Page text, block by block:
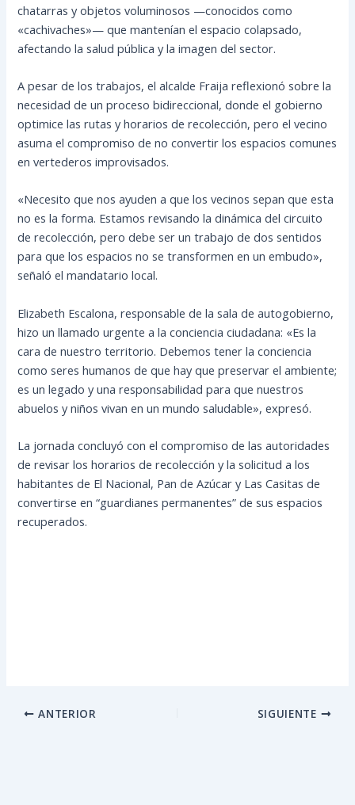
chatarras y objetos voluminosos —conocidos como
«cachivaches»— que mantenían el espacio colapsado,
afectando la salud pública y la imagen del sector.
A pesar de los trabajos, el alcalde Fraija reflexionó sobre la
necesidad de un proceso bidireccional, donde el gobierno
optimice las rutas y horarios de recolección, pero el vecino
asuma el compromiso de no convertir los espacios comunes
en vertederos improvisados.
«Necesito que nos ayuden a que los vecinos sepan que esta
no es la forma. Estamos revisando la dinámica del circuito
de recolección, pero debe ser un trabajo de dos sentidos
para que los espacios no se transformen en un embudo»,
señaló el mandatario local.
Elizabeth Escalona, responsable de la sala de autogobierno,
hizo un llamado urgente a la conciencia ciudadana: «Es la
cara de nuestro territorio. Debemos tener la conciencia
como seres humanos de que hay que preservar el ambiente;
es un legado y una responsabilidad para que nuestros
abuelos y niños vivan en un mundo saludable», expresó.
La jornada concluyó con el compromiso de las autoridades
de revisar los horarios de recolección y la solicitud a los
habitantes de El Nacional, Pan de Azúcar y Las Casitas de
convertirse en “guardianes permanentes” de sus espacios
recuperados.
ANTERIOR SIGUIENTE